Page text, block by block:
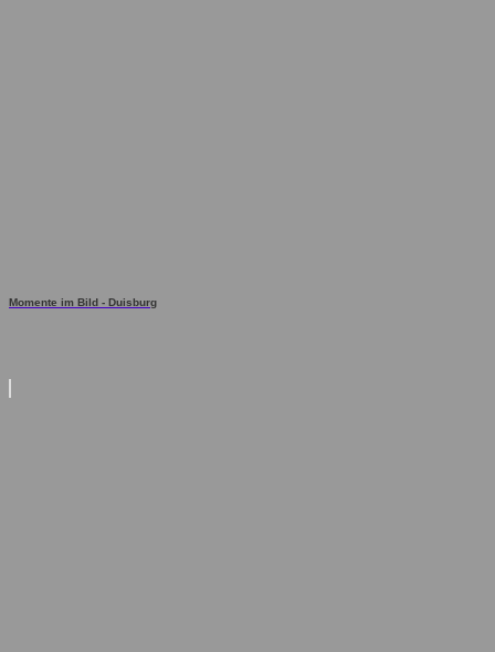
Momente im Bild - Duisburg